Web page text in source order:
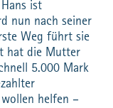
ist
nun nach seiner
Weg führt sie
hat die Mutter
5.000 Mark
helfen –